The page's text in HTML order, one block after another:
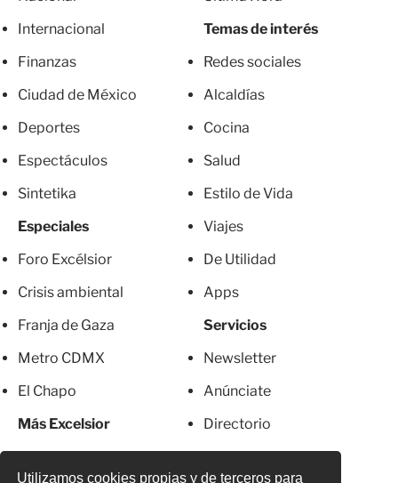
Utilizamos cookies propias y de terceros para
Internacional
Finanzas
Ciudad de México
Deportes
Espectáculos
Sintetika
Especiales
Foro Excélsior
Crisis ambiental
Franja de Gaza
Metro CDMX
El Chapo
Más Excelsior
Temas de interés
Redes sociales
Alcaldías
Cocina
Salud
Estilo de Vida
Viajes
De Utilidad
Apps
Servicios
Newsletter
Anúnciate
Directorio